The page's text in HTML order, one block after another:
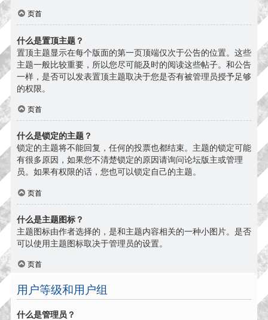
页首
什么是置顶主题？
置顶主题显示在每个版面的第一页顶端仅次于公告的位置。这些
主题一般比较重要，所以您尽可能及时的阅读这些帖子。和公告
一样，是否可以发表置顶主题取决于您是否有被管理员授予足够
的权限。
页首
什么是锁定的主题？
锁定的主题将不能回复，任何的投票也都结束。主题的锁定可能
有很多原因，如果您不清楚锁定的原因请询问论坛版主或管理
员。如果有权限的话，您也可以锁定自己的主题。
页首
什么是主题图标？
主题图标由作者选择的，是和主题内容相关的一种小图片。是否
可以使用主题图标取决于管理员的设置。
页首
用户等级和用户组
什么是管理员？